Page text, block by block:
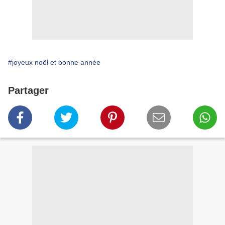
#joyeux noël et bonne année
Partager